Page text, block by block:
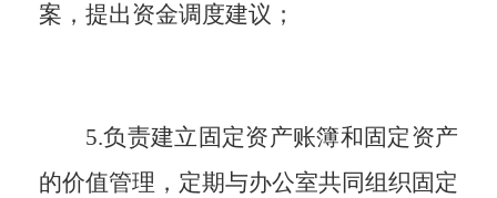
案，提出资金调度建议；
5.负责建立固定资产账簿和固定资产
的价值管理，定期与办公室共同组织固定